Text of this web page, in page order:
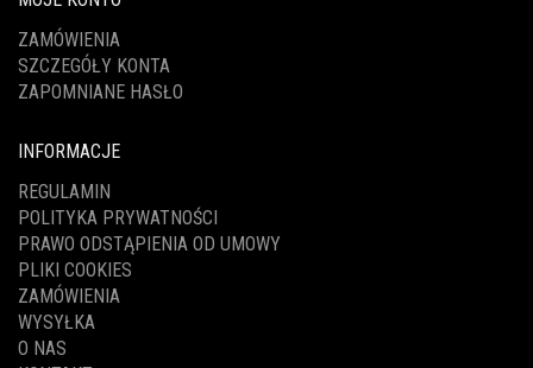
ZAMÓWIENIA
SZCZEGÓŁY KONTA
ZAPOMNIANE HASŁO
INFORMACJE
REGULAMIN
POLITYKA PRYWATNOŚCI
PRAWO ODSTĄPIENIA OD UMOWY
PLIKI COOKIES
ZAMÓWIENIA
WYSYŁKA
O NAS